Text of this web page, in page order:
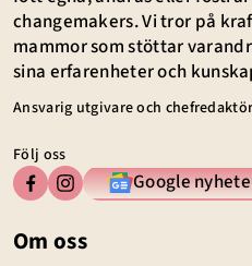
changemakers. Vi tror på
mammor som stöttar
sina erfarenheter och
Ansvarig utgivare och
Följ oss
Google
Om oss